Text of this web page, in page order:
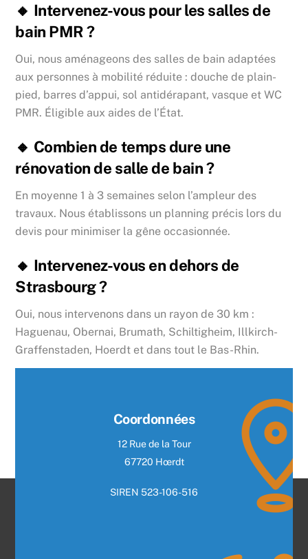
🔸 Intervenez-vous pour les salles de
bain PMR ?
Oui, nous aménageons des salles de bain adaptées
aux personnes à mobilité réduite : douche de plain-
pied, barres d’appui, sol antidérapant, vasque et WC
PMR. Éligible aux aides de l’État.
🔸 Combien de temps dure une
rénovation de salle de bain ?
En moyenne 1 à 3 semaines selon l’ampleur des
travaux. Nous établissons un planning précis lors du
devis pour minimiser la gêne occasionnée.
🔸 Intervenez-vous en dehors de
Strasbourg ?
Oui, nous intervenons dans un rayon de 30 km :
Haguenau, Obernai, Brumath, Schiltigheim, Illkirch-
Graffenstaden, Hoerdt et dans tout le Bas-Rhin.
Coordonnées
12 Rue de la Tour
67720 Hœrdt
SIREN 523-106-516